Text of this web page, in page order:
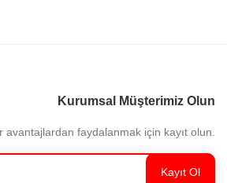
Kurumsal Müşterimiz Olun
avantajlardan faydalanmak için kayıt olun.
Kayıt Ol